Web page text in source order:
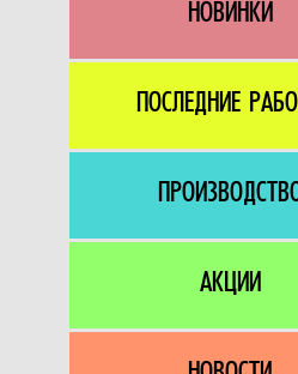
НОВИНКИ
ПОСЛЕДНИЕ
АКЦИИ